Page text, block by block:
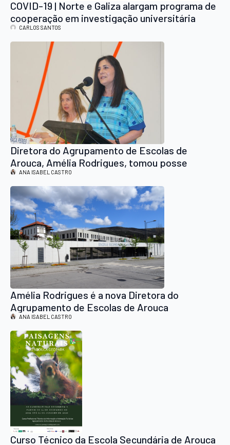
COVID-19 | Norte e Galiza alargam programa de
cooperação em investigação universitária
CARLOS SANTOS
Diretora do Agrupamento de Escolas de
Arouca, Amélia Rodrigues, tomou posse
ANA ISABEL CASTRO
Amélia Rodrigues é a nova Diretora do
Agrupamento de Escolas de Arouca
ANA ISABEL CASTRO
Curso Técnico da Escola Secundária de Arouca